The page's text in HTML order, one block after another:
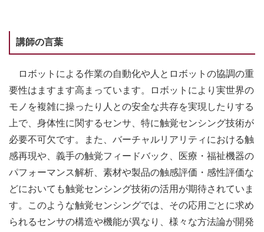
講師の言葉
ロボットによる作業の自動化や人とロボットの協調の重
要性はますます高まっています。ロボットにより実世界の
モノを複雑に操ったり人との安全な共存を実現したりする
上で、身体性に関するセンサ、特に触覚センシング技術が
必要不可欠です。また、バーチャルリアリティにおける触
感再現や、義手の触覚フィードバック、医療・福祉機器の
パフォーマンス解析、素材や製品の触感評価・感性評価な
どにおいても触覚センシング技術の活用が期待されていま
す。このような触覚センシングでは、その応用ごとに求め
られるセンサの構造や機能が異なり、様々な方法論が開発